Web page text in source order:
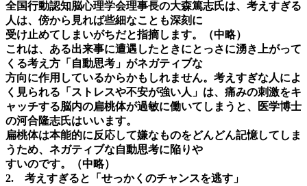
全国行動認知脳心理学会理事長の大森篤志氏は、考えすぎる
人は、傍から見れば些細なことも深刻に
受け止めてしまいがちだと指摘します。（中略）
これは、ある出来事に遭遇したときにとっさに湧き上がって
くる考え方「自動思考」がネガティブな
方向に作用しているからかもしれません。考えすぎな人によ
く見られる「ストレスや不安が強い人」は、痛みの刺激をキ
ャッチする脳内の扁桃体が過敏に働いてしまうと、医学博士
の河合隆志氏はいいます。
扁桃体は本能的に反応して嫌なものをどんどん記憶してしま
うため、ネガティブな自動思考に陥りや
すいのです。（中略）
2. 考えすぎると「せっかくのチャンスを逃す」